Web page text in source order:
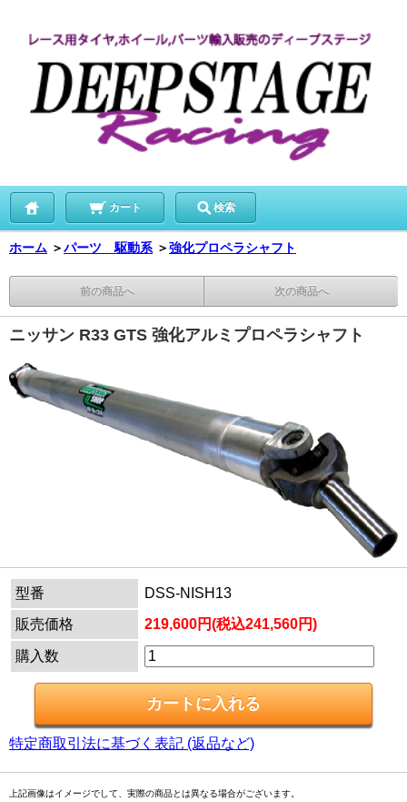
カート 検索
ホーム ＞パーツ 駆動系 ＞強化プロペラシャフト
前の商品へ 次の商品へ
ニッサン R33 GTS 強化アルミプロペラシャフト
型番
DSS-NISH13
販売価格
219,600円(税込241,560円)
購入数
特定商取引法に基づく表記 (返品など)
上記画像はイメージでして、実際の商品とは異なる場合がございます。